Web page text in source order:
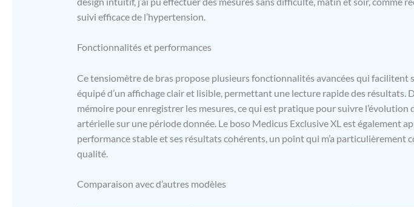
suivi efficace de l’hypertension.
Fonctionnalités et performances
Ce tensiomètre de bras propose plusieurs fonctionnalités avancées qui facilitent
équipé d’un affichage clair et lisible, permettant une lecture rapide des résultats.
mémoire pour enregistrer les mesures, ce qui est pratique pour suivre l’évolution
artérielle sur une période donnée. Le boso Medicus Exclusive XL est également
performance stable et ses résultats cohérents, un point qui m’a particulièrement
qualité.
Comparaison avec d’autres modèles